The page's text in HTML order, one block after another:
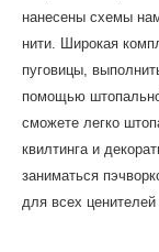
нанесены схемы
нити. Широкая
пуговицы,
помощью
сможете легко
квилтинга и
заниматься
для всех